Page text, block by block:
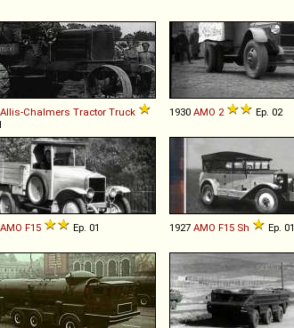
Allis-Chalmers Tractor Truck
1930 AMO 2 Ep. 02
AMO F15 Ep. 01 1927 AMO F15 Sh Ep. 01